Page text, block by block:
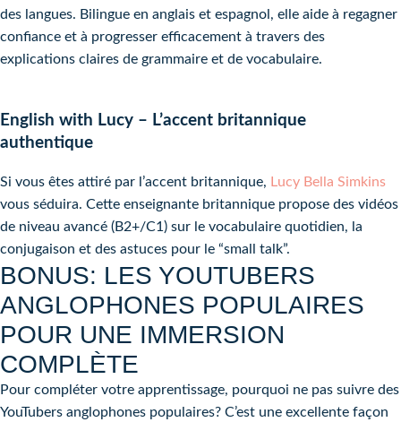
des langues. Bilingue en anglais et espagnol, elle aide à regagner
confiance et à progresser efficacement à travers des
explications claires de grammaire et de vocabulaire.
English with Lucy – L’accent britannique
authentique
Si vous êtes attiré par l’accent britannique, Lucy Bella Simkins
vous séduira. Cette enseignante britannique propose des vidéos
de niveau avancé (B2+/C1) sur le vocabulaire quotidien, la
conjugaison et des astuces pour le “small talk”.
BONUS: LES YOUTUBERS
ANGLOPHONES POPULAIRES
POUR UNE IMMERSION
COMPLÈTE
Pour compléter votre apprentissage, pourquoi ne pas suivre des
YouTubers anglophones populaires? C’est une excellente façon